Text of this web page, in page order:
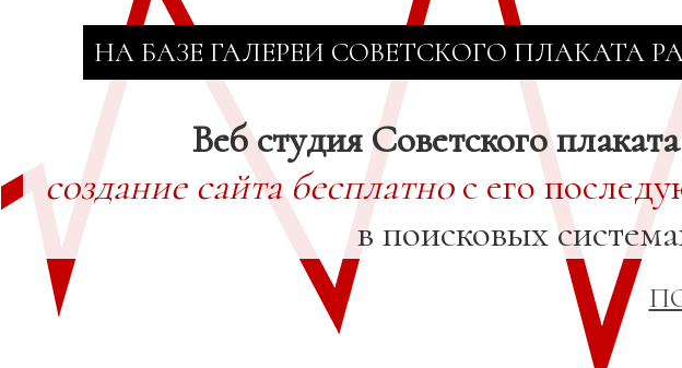
НА БАЗЕ ГАЛЕРЕИ СОВЕТСКОГО ПЛАКАТА
Веб студия Советского плаката
создание сайта бесплатнос его
в поисковых